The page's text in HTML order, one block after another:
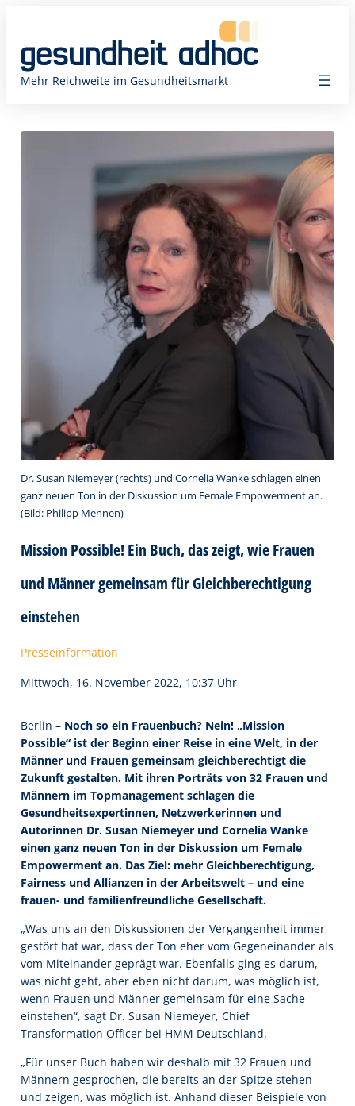
springen
Mehr Reichweite im Gesundheitsmarkt
Dr. Susan Niemeyer (rechts) und Cornelia Wanke schlagen einen
ganz neuen Ton in der Diskussion um Female Empowerment an.
(Bild: Philipp Mennen)
Mission Possible! Ein Buch, das zeigt, wie Frauen
und Männer gemeinsam für Gleichberechtigung
einstehen
Presseinformation
Mittwoch, 16. November 2022, 10:37 Uhr
Berlin – Noch so ein Frauenbuch? Nein! „Mission
Possible“ ist der Beginn einer Reise in eine Welt, in der
Männer und Frauen gemeinsam gleichberechtigt die
Zukunft gestalten. Mit ihren Porträts von 32 Frauen und
Männern im Topmanagement schlagen die
Gesundheitsexpertinnen, Netzwerkerinnen und
Autorinnen Dr. Susan Niemeyer und Cornelia Wanke
einen ganz neuen Ton in der Diskussion um Female
Empowerment an. Das Ziel: mehr Gleichberechtigung,
Fairness und Allianzen in der Arbeitswelt – und eine
frauen- und familienfreundliche Gesellschaft.
„Was uns an den Diskussionen der Vergangenheit immer
gestört hat war, dass der Ton eher vom Gegeneinander als
vom Miteinander geprägt war. Ebenfalls ging es darum,
was nicht geht, aber eben nicht darum, was möglich ist,
wenn Frauen und Männer gemeinsam für eine Sache
einstehen“, sagt Dr. Susan Niemeyer, Chief
Transformation Officer bei HMM Deutschland.
„Für unser Buch haben wir deshalb mit 32 Frauen und
Männern gesprochen, die bereits an der Spitze stehen
und zeigen, was möglich ist. Anhand dieser Beispiele von